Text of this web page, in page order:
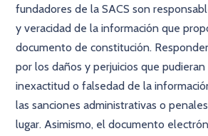
fundadores de la SACS son
y veracidad de la información que
documento de constitución.
por los daños y perjuicios que pudieran
inexactitud o falsedad de la
las sanciones administrativas o
lugar. Asimismo, el documento